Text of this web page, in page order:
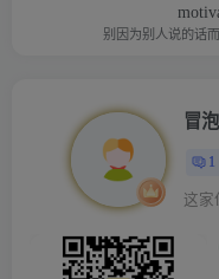
别因为别人说的话
冒
1
这家